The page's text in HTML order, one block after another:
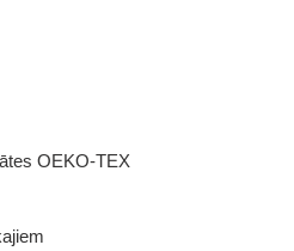
OEKO-TEX